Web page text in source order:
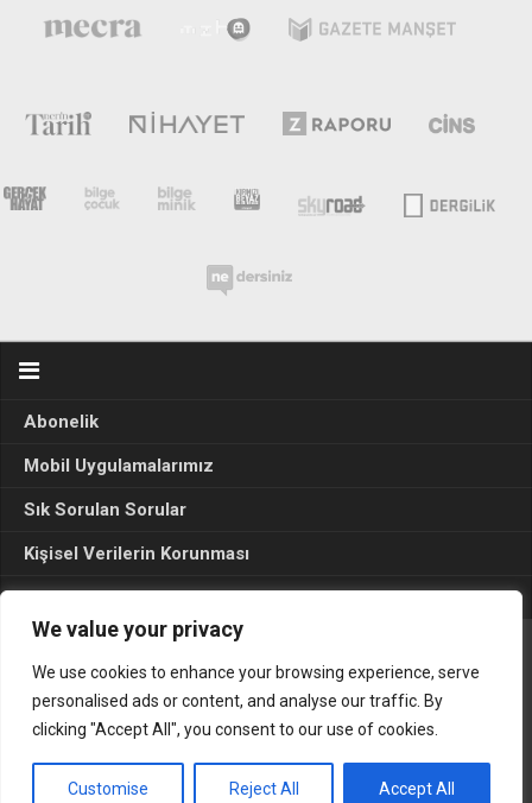
We value your privacy
We use cookies to enhance your browsing experience, serve
personalised ads or content, and analyse our traffic. By
clicking "Accept All", you consent to our use of cookies.
Customise Reject All Accept All
Abonelik
Mobil Uygulamalarımız
Sık Sorulan Sorular
Kişisel Verilerin Korunması
Seçim Sonuçları 2024
Gerçek Hayat © 2015. Her hakkı sakldır.